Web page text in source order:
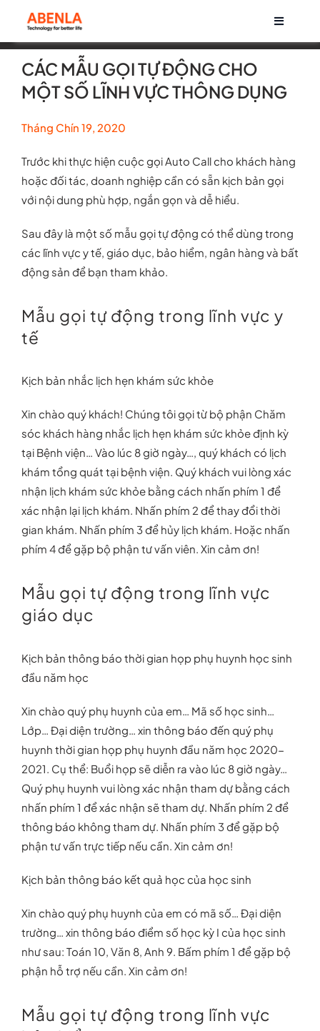
content
Toggle
Về chúng tôi
Sản phẩm
Cơ hội nghề nghiệp
Tin tức
CÁC MẪU GỌI TỰ ĐỘNG CHO
MỘT SỐ LĨNH VỰC THÔNG DỤNG
Tháng Chín 19, 2020
Trước khi thực hiện cuộc gọi Auto Call cho khách hàng
hoặc đối tác, doanh nghiệp cần có sẵn kịch bản gọi
với nội dung phù hợp, ngắn gọn và dễ hiểu.
Sau đây là một số mẫu gọi tự động có thể dùng trong
các lĩnh vực y tế, giáo dục, bảo hiểm, ngân hàng và bất
động sản để bạn tham khảo.
Mẫu gọi tự động trong lĩnh vực y
tế
Kịch bản nhắc lịch hẹn khám sức khỏe
Xin chào quý khách! Chúng tôi gọi từ bộ phận Chăm
sóc khách hàng nhắc lịch hẹn khám sức khỏe định kỳ
tại Bệnh viện… Vào lúc 8 giờ ngày…, quý khách có lịch
khám tổng quát tại bệnh viện. Quý khách vui lòng xác
nhận lịch khám sức khỏe bằng cách nhấn phím 1 để
xác nhận lại lịch khám. Nhấn phím 2 để thay đổi thời
gian khám. Nhấn phím 3 để hủy lịch khám. Hoặc nhấn
phím 4 để gặp bộ phận tư vấn viên. Xin cảm ơn!
Mẫu gọi tự động trong lĩnh vực
giáo dục
Kịch bản thông báo thời gian họp phụ huynh học sinh
đầu năm học
Xin chào quý phụ huynh của em… Mã số học sinh…
Lớp… Đại diện trường… xin thông báo đến quý phụ
huynh thời gian họp phụ huynh đầu năm học 2020-
2021. Cụ thể: Buổi họp sẽ diễn ra vào lúc 8 giờ ngày…
Quý phụ huynh vui lòng xác nhận tham dự bằng cách
nhấn phím 1 để xác nhận sẽ tham dự. Nhấn phím 2 để
thông báo không tham dự. Nhấn phím 3 để gặp bộ
phận tư vấn trực tiếp nếu cần. Xin cảm ơn!
Kịch bản thông báo kết quả học của học sinh
Xin chào quý phụ huynh của em có mã số… Đại diện
trường… xin thông báo điểm số học kỳ I của học sinh
như sau: Toán 10, Văn 8, Anh 9. Bấm phím 1 để gặp bộ
phận hỗ trợ nếu cần. Xin cảm ơn!
Mẫu gọi tự động trong lĩnh vực